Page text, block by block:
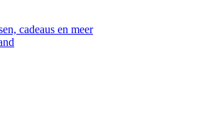
cadeaus en meer